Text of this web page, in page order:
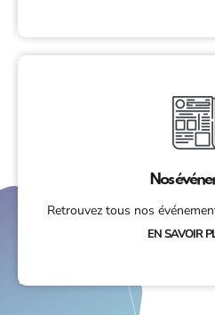
Nos
Retrouvez tous nos
EN SAVOIR